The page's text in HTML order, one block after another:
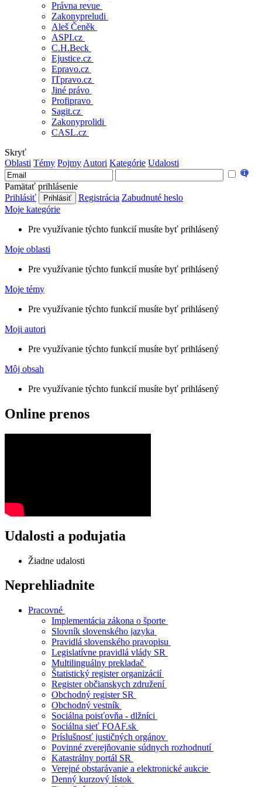
Právna revue
Zakonypreludi
Aleš Čeněk
ASPI.cz
C.H.Beck
Ejustice.cz
Epravo.cz
ITpravo.cz
Jiné právo
Profipravo
Sagit.cz
Zakonyprolidi
CASL.cz
Skryť
Oblasti Témy Pojmy Autori Kategórie Udalosti
Pamätať prihlásenie
Prihlásiť
Registrácia Zabudnuté heslo
Moje kategórie
Pre využívanie týchto funkcií musíte byť prihlásený
Moje oblasti
Pre využívanie týchto funkcií musíte byť prihlásený
Moje témy
Pre využívanie týchto funkcií musíte byť prihlásený
Moji autori
Pre využívanie týchto funkcií musíte byť prihlásený
Môj obsah
Pre využívanie týchto funkcií musíte byť prihlásený
Online prenos
Udalosti a podujatia
Žiadne udalosti
Neprehliadnite
Pracovné
Implementácia zákona o športe
Slovník slovenského jazyka
Pravidlá slovenského pravopisu
Legislatívne pravidlá vlády SR
Multilinguálny prekladač
Štatistický register organizácií
Register občianskych združení
Obchodný register SR
Obchodný vestník
Sociálna poisťovňa - dlžníci
Sociálna sieť FOAF.sk
Príslušnosť justičných orgánov
Povinné zverejňovanie súdnych rozhodnutí
Katastrálny portál SR
Verejné obstarávanie a elektronické aukcie
Denný kurzový lístok